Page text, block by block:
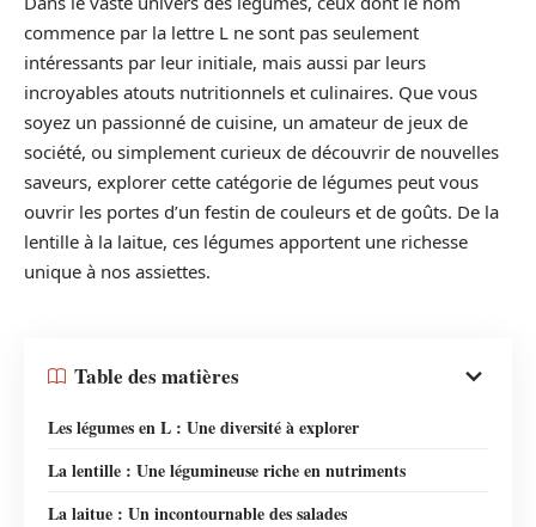
commence par la lettre L ne sont pas seulement
intéressants par leur initiale, mais aussi par leurs
incroyables atouts nutritionnels et culinaires. Que vous
soyez un passionné de cuisine, un amateur de jeux de
société, ou simplement curieux de découvrir de nouvelles
saveurs, explorer cette catégorie de légumes peut vous
ouvrir les portes d’un festin de couleurs et de goûts. De la
lentille à la laitue, ces légumes apportent une richesse
unique à nos assiettes.
Table des matières
Les légumes en L : Une diversité à explorer
La lentille : Une légumineuse riche en nutriments
La laitue : Un incontournable des salades